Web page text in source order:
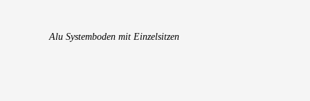
Alu Systemboden mit Einzelsitzen